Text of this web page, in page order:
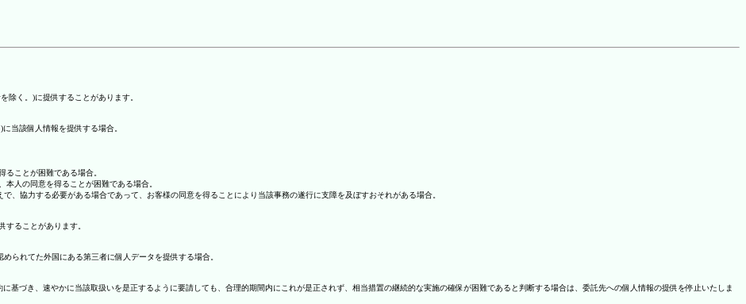
除く。)に提供することがあります。
当該個人情報を提供する場合。
ことが困難である場合。
人の同意を得ることが困難である場合。
、協力する必要がある場合であって、お客様の同意を得ることにより当該事務の遂行に支障を及ぼすおそれがある場合。
することがあります。
られてた外国にある第三者に個人データを提供する場合。
基づき、速やかに当該取扱いを是正するように要請しても、合理的期間内にこれが是正されず、相当措置の継続的な実施の確保が困難であると判断する場合は、委託先への個人情報の提供を停止いたしま